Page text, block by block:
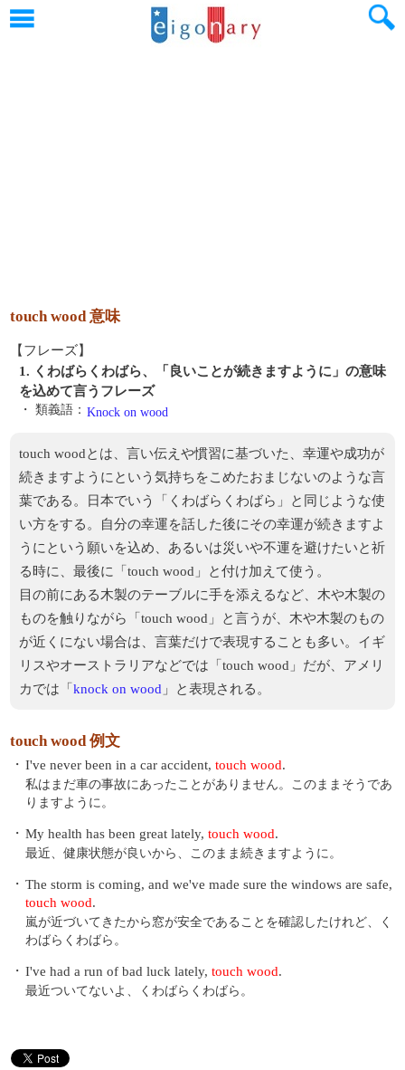
touch wood 意味
【フレーズ】
1. くわばらくわばら、「良いことが続きますように」の意味
を込めて言うフレーズ
・ 類義語： Knock on wood
touch woodとは、言い伝えや慣習に基づいた、幸運や成功が
続きますようにという気持ちをこめたおまじないのような言
葉である。日本でいう「くわばらくわばら」と同じような使
い方をする。自分の幸運を話した後にその幸運が続きますよ
うにという願いを込め、あるいは災いや不運を避けたいと祈
る時に、最後に「touch wood」と付け加えて使う。
目の前にある木製のテーブルに手を添えるなど、木や木製の
ものを触りながら「touch wood」と言うが、木や木製のもの
が近くにない場合は、言葉だけで表現することも多い。イギ
リスやオーストラリアなどでは「touch wood」だが、アメリ
カでは「 knock on wood 」と表現される。
touch wood 例文
・ I've never been in a car accident, touch wood.
私はまだ車の事故にあったことがありません。このままそうであ
りますように。
・ My health has been great lately, touch wood.
最近、健康状態が良いから、このまま続きますように。
・ The storm is coming, and we've made sure the windows are safe,
touch wood.
嵐が近づいてきたから窓が安全であることを確認したけれど、く
わばらくわばら。
・ I've had a run of bad luck lately, touch wood.
最近ついてないよ、くわばらくわばら。